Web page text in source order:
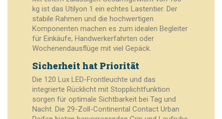
kg ist das Utilyon 1 ein echtes Lastentier. Der
stabile Rahmen und die hochwertigen
Komponenten machen es zum idealen Begleiter
für Einkäufe, Handwerkerfahrten oder
Wochenendausflüge mit viel Gepäck.
Sicherheit hat Priorität
Die 120 Lux LED-Frontleuchte und das
integrierte Rücklicht mit Stopplichtfunktion
sorgen für optimale Sichtbarkeit bei Tag und
Nacht. Die 29-Zoll-Continental Contact Urban